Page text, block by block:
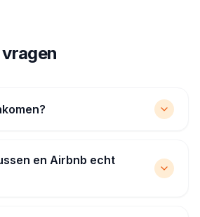
en Airbnb echt